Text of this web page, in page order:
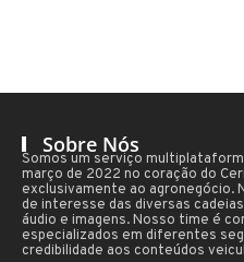
Sobre Nós
Somos um serviço
março de 2022 no coração do
exclusivamente ao agronegócio.
de interesse das diversas
áudio e imagens. Nosso time é
especializados em diferentes
credibilidade aos conteúdos